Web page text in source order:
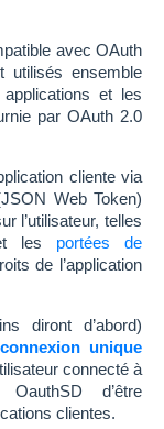
avec OAuth
utilisés ensemble
et les
par OAuth 2.0
cliente via
Web Token)
l’utilisateur, telles
les portées de
de l’application
diront d’abord)
unique
connecté à
d’être
clientes.